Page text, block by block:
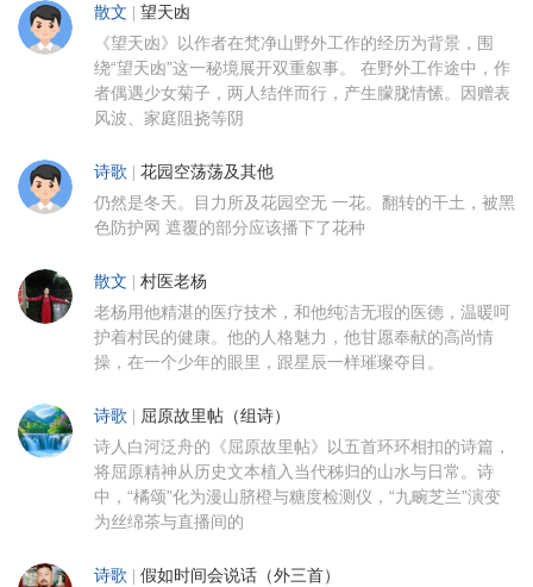
散文 | 望天凼
《望天凼》以作者在梵净山野外工作的经历为背景，围
绕“望天凼”这一秘境展开双重叙事。 在野外工作途中，作
者偶遇少女菊子，两人结伴而行，产生朦胧情愫。因赠表
风波、家庭阻挠等阴
诗歌 | 花园空荡荡及其他
仍然是冬天。目力所及花园空无 一花。翻转的干土，被黑
色防护网 遮覆的部分应该播下了花种
散文 | 村医老杨
老杨用他精湛的医疗技术，和他纯洁无瑕的医德，温暖呵
护着村民的健康。他的人格魅力，他甘愿奉献的高尚情
操，在一个少年的眼里，跟星辰一样璀璨夺目。
诗歌 | 屈原故里帖（组诗）
诗人白河泛舟的《屈原故里帖》以五首环环相扣的诗篇，
将屈原精神从历史文本植入当代秭归的山水与日常。诗
中，“橘颂”化为漫山脐橙与糖度检测仪，“九畹芝兰”演变
为丝绵茶与直播间的
诗歌 | 假如时间会说话（外三首）